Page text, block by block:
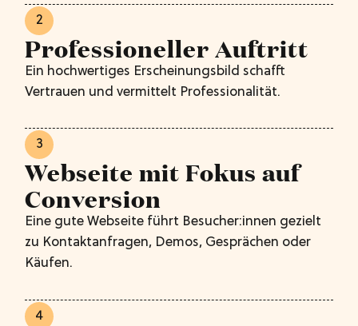
2
Professioneller Auftritt
Ein hochwertiges Erscheinungsbild schafft
Vertrauen und vermittelt Professionalität.
3
Webseite mit Fokus auf
Conversion
Eine gute Webseite führt Besucher:innen gezielt
zu Kontaktanfragen, Demos, Gesprächen oder
Käufen.
4